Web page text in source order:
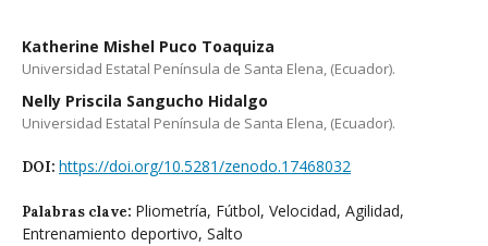
Katherine Mishel Puco Toaquiza
Universidad Estatal Península de Santa Elena, (Ecuador).
Nelly Priscila Sangucho Hidalgo
Universidad Estatal Península de Santa Elena, (Ecuador).
DOI: https://doi.org/10.5281/zenodo.17468032
Palabras clave: Pliometría, Fútbol, Velocidad, Agilidad,
Entrenamiento deportivo, Salto